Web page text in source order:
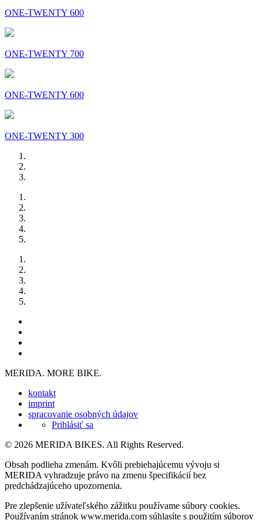
ONE-TWENTY 600
ONE-TWENTY 700
ONE-TWENTY 600
ONE-TWENTY 300
MERIDA. MORE BIKE.
kontakt
imprint
spracovanie osobných údajov
Prihlásiť sa
© 2026 MERIDA BIKES. All Rights Reserved.
Obsah podlieha zmenám. Kvôli prebiehajúcemu vývoju si
MERIDA vyhradzuje právo na zmenu špecifikácií bez
predchádzajúceho upozornenia.
Pre zlepšenie užívateľského zážitku používame súbory cookies.
Používaním stránok www.merida.com súhlasíte s použitím súborov